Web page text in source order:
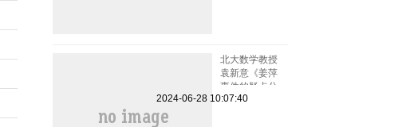
北大数学教授
袁新意《姜萍
事件的疑点分
析》点评姜萍
2024-06-28 10:07:40